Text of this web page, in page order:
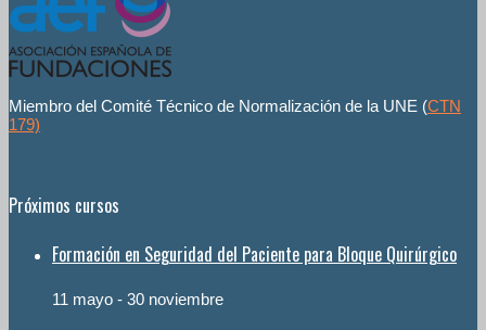
Miembro del Comité Técnico de Normalización de la UNE (CTN
179)
Próximos cursos
Formación en Seguridad del Paciente para Bloque Quirúrgico
11 mayo - 30 noviembre